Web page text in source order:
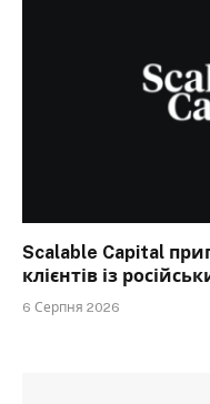
Scalable Capital
клієнтів із
6 Серпня 2026